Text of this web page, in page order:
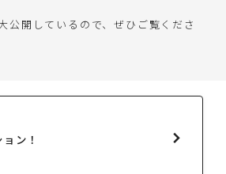
公開しているので、ぜひご覧くださ
ン！